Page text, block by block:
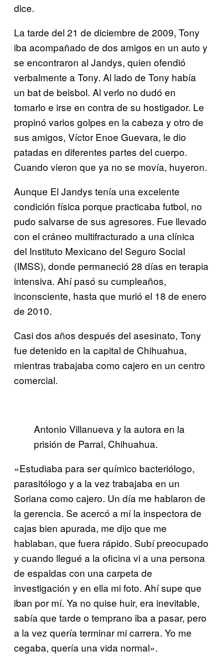
dice.
La tarde del 21 de diciembre de 2009, Tony
iba acompañado de dos amigos en un auto y
se encontraron al Jandys, quien ofendió
verbalmente a Tony. Al lado de Tony había
un bat de beisbol. Al verlo no dudó en
tomarlo e irse en contra de su hostigador. Le
propinó varios golpes en la cabeza y otro de
sus amigos, Víctor Enoe Guevara, le dio
patadas en diferentes partes del cuerpo.
Cuando vieron que ya no se movía, huyeron.
Aunque El Jandys tenía una excelente
condición física porque practicaba futbol, no
pudo salvarse de sus agresores. Fue llevado
con el cráneo multifracturado a una clínica
del Instituto Mexicano del Seguro Social
(IMSS), donde permaneció 28 días en terapia
intensiva. Ahí pasó su cumpleaños,
inconsciente, hasta que murió el 18 de enero
de 2010.
Casi dos años después del asesinato, Tony
fue detenido en la capital de Chihuahua,
mientras trabajaba como cajero en un centro
comercial.
Antonio Villanueva y la autora en la
prisión de Parral, Chihuahua.
«Estudiaba para ser químico bacteriólogo,
parasitólogo y a la vez trabajaba en un
Soriana como cajero. Un día me hablaron de
la gerencia. Se acercó a mí la inspectora de
cajas bien apurada, me dijo que me
hablaban, que fuera rápido. Subí preocupado
y cuando llegué a la oficina vi a una persona
de espaldas con una carpeta de
investigación y en ella mi foto. Ahí supe que
iban por mí. Ya no quise huir, era inevitable,
sabía que tarde o temprano iba a pasar, pero
a la vez quería terminar mi carrera. Yo me
cegaba, quería una vida normal».